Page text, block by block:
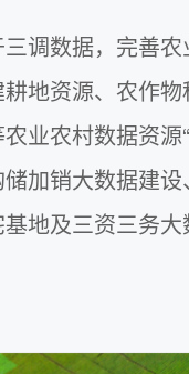
调数据，完善农
地资源、农作
业农村数据资源
储加销大数据建
地及三资三务大